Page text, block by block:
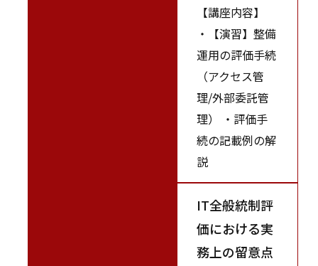
【講座内容】
・【演習】整備
運用の評価手続
（アクセス管
理/外部委託管
理） ・評価手
続の記載例の解
説
IT全般統制評
価における実
務上の留意点